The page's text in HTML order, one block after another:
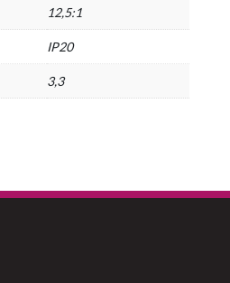
12,5:1
IP20
3,3